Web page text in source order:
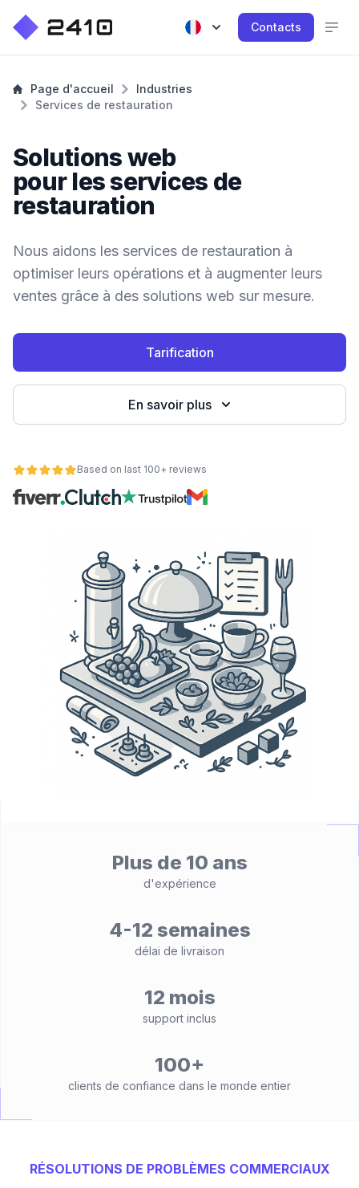
Contacts
Page d'accueil
Industries
Services de restauration
Solutions web
pour les services de
restauration
Nous aidons les services de restauration à
optimiser leurs opérations et à augmenter leurs
ventes grâce à des solutions web sur mesure.
Tarification
En savoir plus
Based on last 100+ reviews
Plus de 10 ans
d'expérience
4-12 semaines
délai de livraison
12 mois
support inclus
100+
clients de confiance dans le monde entier
RÉSOLUTIONS DE PROBLÈMES COMMERCIAUX